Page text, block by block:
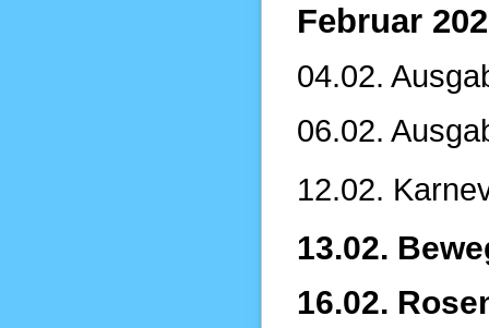
Februar
04.02.
06.02.
12.02.
13.02.
16.02.